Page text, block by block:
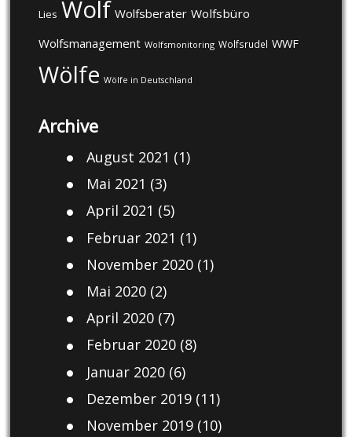
Lies Wolf Wolfsberater Wolfsbüro
Wolfsmanagement Wolfsmonitoring Wolfsrudel WWF
Wölfe Wölfe in Deutschland
Archive
August 2021 (1)
Mai 2021 (3)
April 2021 (5)
Februar 2021 (1)
November 2020(1)
Mai 2020(2)
April 2020(7)
Februar 2020(8)
Januar 2020(6)
Dezember 2019(11)
November 2019(10)